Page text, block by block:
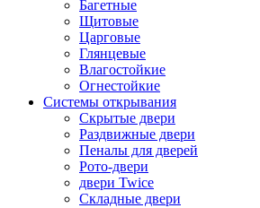
Багетные
Щитовые
Царговые
Глянцевые
Влагостойкие
Огнестойкие
Системы открывания
Скрытые двери
Раздвижные двери
Пеналы для дверей
Рото-двери
двери Twice
Складные двери